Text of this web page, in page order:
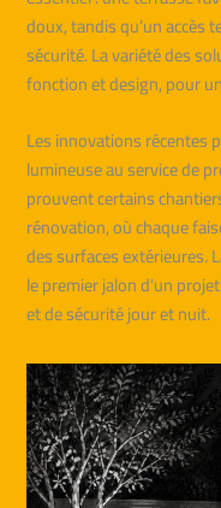
doux, tandis qu’un accès
sécurité. La variété des
fonction et design, pour
Les innovations récentes
lumineuse au service de
prouvent certains
rénovation, où chaque
des surfaces extérieures.
le premier jalon d’un
et de sécurité jour et nuit.